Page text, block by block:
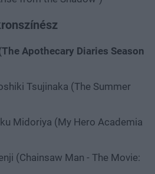
Apothecary Diaries Season
Tsujinaka (The Summer
Midoriya (My Hero Academia
(Chainsaw Man - The Movie: